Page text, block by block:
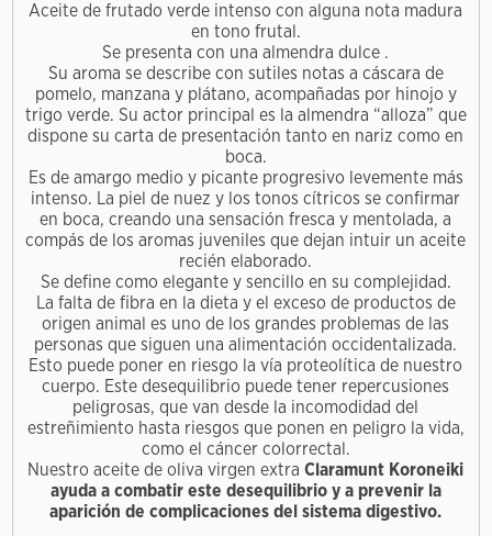
Aceite de frutado verde intenso con alguna nota madura
en tono frutal.
Se presenta con una almendra dulce .
Su aroma se describe con sutiles notas a cáscara de
pomelo, manzana y plátano, acompañadas por hinojo y
trigo verde. Su actor principal es la almendra “alloza” que
dispone su carta de presentación tanto en nariz como en
boca.
Es de amargo medio y picante progresivo levemente más
intenso. La piel de nuez y los tonos cítricos se confirmar
en boca, creando una sensación fresca y mentolada, a
compás de los aromas juveniles que dejan intuir un aceite
recién elaborado.
Se define como elegante y sencillo en su complejidad.
La falta de fibra en la dieta y el exceso de productos de
origen animal es uno de los grandes problemas de las
personas que siguen una alimentación occidentalizada.
Esto puede poner en riesgo la vía proteolítica de nuestro
cuerpo. Este desequilibrio puede tener repercusiones
peligrosas, que van desde la incomodidad del
estreñimiento hasta riesgos que ponen en peligro la vida,
como el cáncer colorrectal.
Nuestro aceite de oliva virgen extraClaramunt Koroneiki
ayuda a combatir este desequilibrio y a prevenir la
aparición de complicaciones del sistema digestivo.